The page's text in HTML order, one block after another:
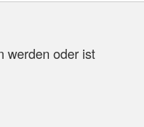
werden oder ist